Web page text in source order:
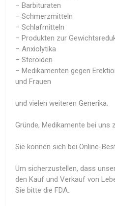
– Barbituraten
– Schmerzmitteln
– Schlafmitteln
– Produkten zur
– Anxiolytika
– Steroiden
– Medikamenten gegen
und Frauen
und vielen weiteren Generika.
Gründe, Medikamente bei uns
Sie können sich bei Online-
Um sicherzustellen, dass
den Kauf und Verkauf von
Sie bitte die FDA.